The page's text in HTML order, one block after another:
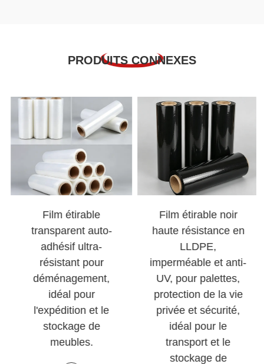
PRODUITS CONNEXES
Film étirable
transparent auto-
adhésif ultra-
résistant pour
déménagement,
idéal pour
l'expédition et le
stockage de
meubles.
Film étirable noir
haute résistance en
LLDPE,
imperméable et anti-
UV, pour palettes,
protection de la vie
privée et sécurité,
idéal pour le
transport et le
stockage de